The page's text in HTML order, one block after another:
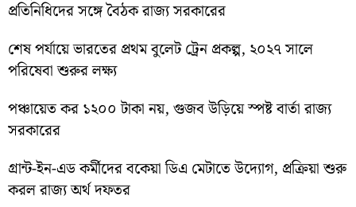
প্রতিনিধিদের সঙ্গে বৈঠক রাজ্য সরকারের
শেষ পর্যায়ে ভারতের প্রথম বুলেট ট্রেন প্রকল্প, ২০২৭ সালে
পরিষেবা শুরুর লক্ষ্য
পঞ্চায়েত কর ১২০০ টাকা নয়, গুজব উড়িয়ে স্পষ্ট বার্তা রাজ্য
সরকারের
গ্রান্ট-ইন-এড কর্মীদের বকেয়া ডিএ মেটাতে উদ্যোগ, প্রক্রিয়া শুরু
করল রাজ্য অর্থ দফতর